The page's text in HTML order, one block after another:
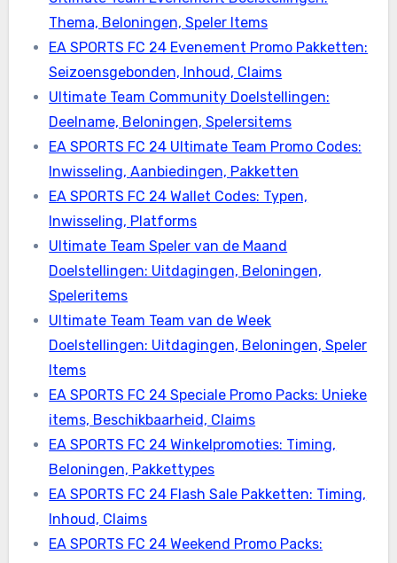
Thema, Beloningen, Speler Items
EA SPORTS FC 24 Evenement Promo Pakketten:
Seizoensgebonden, Inhoud, Claims
Ultimate Team Community Doelstellingen:
Deelname, Beloningen, Spelersitems
EA SPORTS FC 24 Ultimate Team Promo Codes:
Inwisseling, Aanbiedingen, Pakketten
EA SPORTS FC 24 Wallet Codes: Typen,
Inwisseling, Platforms
Ultimate Team Speler van de Maand
Doelstellingen: Uitdagingen, Beloningen,
Speleritems
Ultimate Team Team van de Week
Doelstellingen: Uitdagingen, Beloningen, Speler
Items
EA SPORTS FC 24 Speciale Promo Packs: Unieke
items, Beschikbaarheid, Claims
EA SPORTS FC 24 Winkelpromoties: Timing,
Beloningen, Pakkettypes
EA SPORTS FC 24 Flash Sale Pakketten: Timing,
Inhoud, Claims
EA SPORTS FC 24 Weekend Promo Packs: